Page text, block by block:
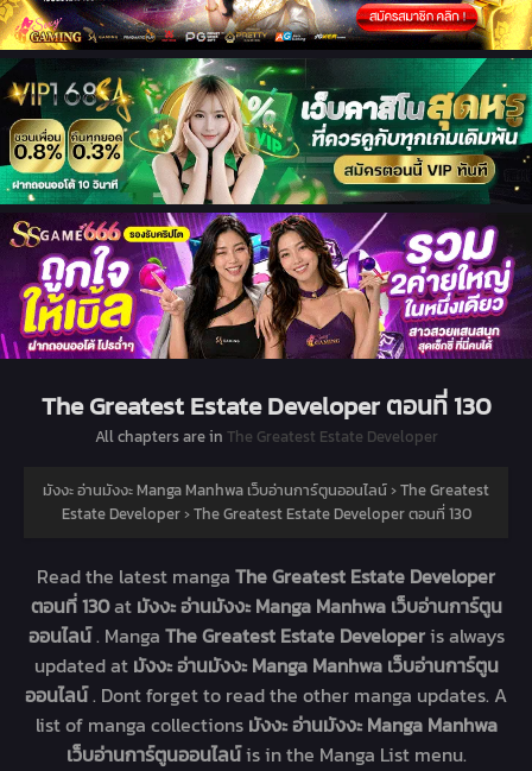
The Greatest Estate Developer ตอนที่ 130
All chapters are in The Greatest Estate Developer
มังงะ อ่านมังงะ Manga Manhwa เว็บอ่านการ์ตูนออนไลน์›The Greatest
Estate Developer›The Greatest Estate Developer ตอนที่ 130
Read the latest manga The Greatest Estate Developer
ตอนที่ 130at มังงะ อ่านมังงะ Manga Manhwa เว็บอ่านการ์ตูน
ออนไลน์. Manga The Greatest Estate Developeris always
updated at มังงะ อ่านมังงะ Manga Manhwa เว็บอ่านการ์ตูน
ออนไลน์. Dont forget to read the other manga updates. A
list of manga collections มังงะ อ่านมังงะ Manga Manhwa
เว็บอ่านการ์ตูนออนไลน์is in the Manga List menu.